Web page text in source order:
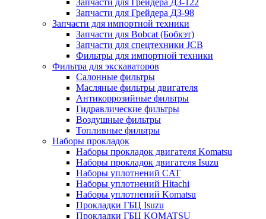
Запчасти для Грейдера ДЗ-122
Запчасти для Грейдера ДЗ-98
Запчасти для импортной техники
Запчасти для Bobcat (Бобкэт)
Запчасти для спецтехники JCB
Фильтры для импортной техники
Фильтра для экскаваторов
Салонные фильтры
Масляные фильтры двигателя
Антикоррозийные фильтры
Гидравлические фильтры
Воздушные фильтры
Топливные фильтры
Наборы прокладок
Наборы прокладок двигателя Komatsu
Наборы прокладок двигателя Isuzu
Наборы уплотнений CAT
Наборы уплотнений Hitachi
Наборы уплотнений Komatsu
Прокладки ГБЦ Isuzu
Прокладки ГБЦ KOMATSU